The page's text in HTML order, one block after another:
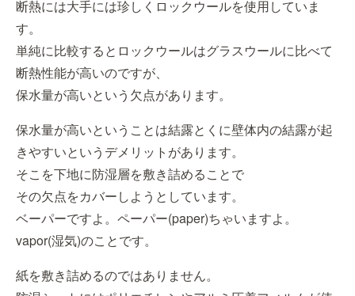
断熱には大手には珍しくロックウールを使用していま
す。
単純に比較するとロックウールはグラスウールに比べて
断熱性能が高いのですが、
保水量が高いという欠点があります。
保水量が高いということは結露とくに壁体内の結露が起
きやすいというデメリットがあります。
そこを下地に防湿層を敷き詰めることで
その欠点をカバーしようとしています。
ベーパーですよ。ペーパー(paper)ちゃいますよ。
vapor(湿気)のことです。
紙を敷き詰めるのではありません。